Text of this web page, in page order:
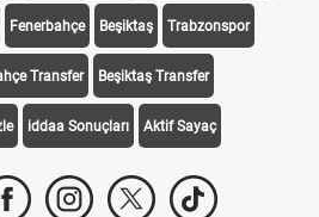
Fenerbahçe Beşiktaş Trabzonspor
Transfer Beşiktaş Transfer
iddaa Sonuçları Aktif Sayaç